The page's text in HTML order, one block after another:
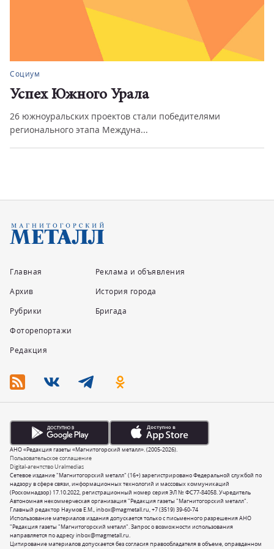
Социум
Успех Южного Урала
26 южноуральских проектов стали победителями
регионального этапа Междуна...
Главная
Архив
Рубрики
Фоторепортажи
Редакция
Реклама и объявления
История города
Бригада
Сетевое издание "Магнитогорский металл" (16+) зарегистрировано Федеральной службой по
надзору в сфере связи, информационных технологий и массовых коммуникаций
(Роскомнадзор) 17.10.2022, регистрационный номер серия ЭЛ № ФС77-84058. Учредитель
Автономная некоммерческая организация "Редакция газеты "Магнитогорский металл".
Главный редактор Наумов Е.М.,inbox@magmetall.ru,+7 (3519) 39-60-74
Использование материалов издания допускается только с письменного разрешения АНО
"Редакция газеты "Магнитогорский металл". Запрос о возможности использования
направляется по адресуinbox@magmetall.ru.
Цитирование материалов допускается без согласия правообладателя в объеме, оправданном
Пользовательское соглашение
Digital-агентство Uralmedias
АНО «Редакция газеты «Магнитогорский металл». (2005-2026).